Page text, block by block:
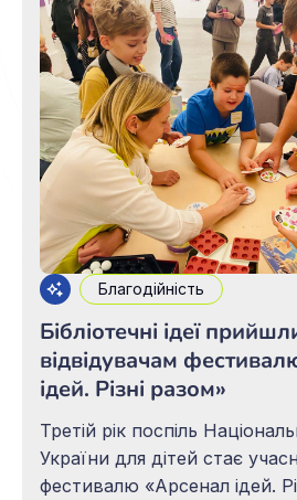
Громадянська позиція
усвідомлена
Благодійність
Бібліотечні ідеї
відвідувачам
ідей. Різні разом»
Третій рік поспіль
України для дітей стає
фестивалю «Арсенал ідей.